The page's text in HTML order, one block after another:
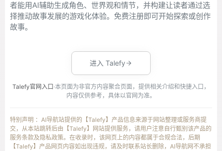
者能用AI辅助生成角色、世界观和情节，并构建让读者通过选
择推动故事发展的游戏化体验。免费注册即可开始探索或创作
故事。
进入 Talefy
Talefy官网入口 ·本页面为非官方内容聚合页面，提供相关介绍和快捷入口，
内容仅供参考，具体以官网为准。
特别声明 ：AI导航站提供的【Talefy】产品信息来源于网站整理或服务商提
交，从本站跳转后由【Talefy】网站提供服务，请用户注意自行甄别该产品的
服务条款及隐私政策。在收录时，该网页上的内容都属于合规合法，后期
【Talefy】产品网页内容如出现违规，请及时联系站长删除，AI导航网不承担